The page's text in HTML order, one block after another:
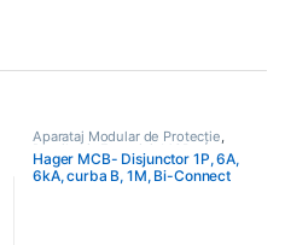
Aparataj Modular de Protecție,
Distribuția Energiei MCB
Întrerupătoare Automate
Hager MCB- Disjunctor 1P, 6A,
6kA, curba B, 1M, Bi-Connect